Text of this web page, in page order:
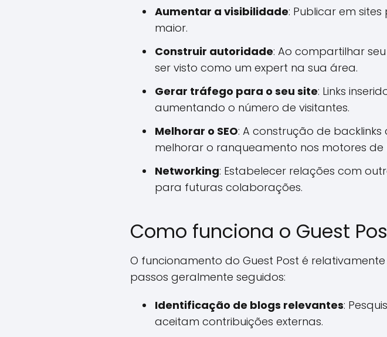
Aumentar a visibilidade: Publicar em
maior.
Construir autoridade: Ao compartilhar
ser visto como um expert na sua área.
Gerar tráfego para o seu site: Links
aumentando o número de visitantes.
Melhorar o SEO: A construção de
melhorar o ranqueamento nos motores de
Networking: Estabelecer relações com
para futuras colaborações.
Como funciona o Guest
O funcionamento do Guest Post é
passos geralmente seguidos:
Identificação de blogs relevantes:
aceitam contribuições externas.